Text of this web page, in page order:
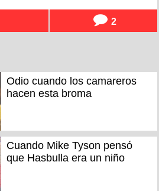
2
Odio cuando los camareros
hacen esta broma
Cuando Mike Tyson pensó
que Hasbulla era un niño